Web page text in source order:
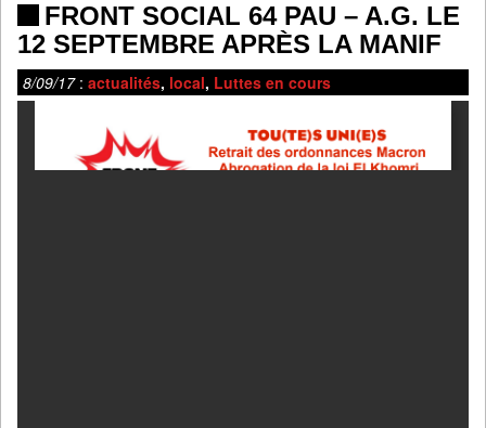
FRONT SOCIAL 64 PAU – A.G. LE
12 SEPTEMBRE APRÈS LA MANIF
8/09/17: actualités, local, Luttes en cours